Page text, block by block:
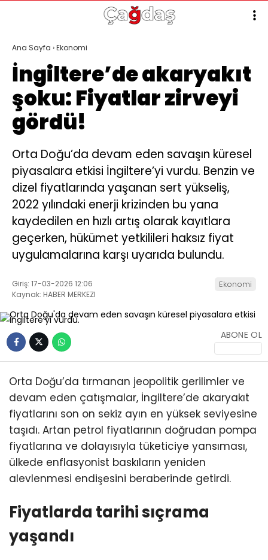
Facebook
Instagram
Youtube
30.5
GALERİ VİDEO YAZARLAR
GÜNCEL
POLITIKA
DÜNYA
SPOR
SAĞLIK
TEKNOLOJI
MAGAZIN
Ana Sayfa ›Ekonomi
İngiltere’de akaryakıt
şoku: Fiyatlar zirveyi
gördü!
Orta Doğu’da devam eden savaşın küresel
piyasalara etkisi İngiltere’yi vurdu. Benzin ve
dizel fiyatlarında yaşanan sert yükseliş,
2022 yılındaki enerji krizinden bu yana
kaydedilen en hızlı artış olarak kayıtlara
geçerken, hükümet yetkilileri haksız fiyat
uygulamalarına karşı uyarıda bulundu.
Giriş: 17-03-2026 12:06
Kaynak: HABER MERKEZI
Ekonomi
ABONE OL
Orta Doğu’da tırmanan jeopolitik gerilimler ve
devam eden çatışmalar, İngiltere’de akaryakıt
fiyatlarını son on sekiz ayın en yüksek seviyesine
taşıdı. Artan petrol fiyatlarının doğrudan pompa
fiyatlarına ve dolayısıyla tüketiciye yansıması,
ülkede enflasyonist baskıların yeniden
alevlenmesi endişesini beraberinde getirdi.
Fiyatlarda tarihi sıçrama
yaşandı